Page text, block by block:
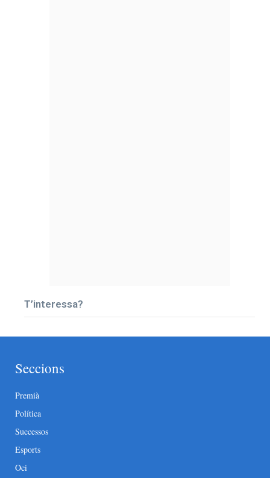
T’interessa?
Seccions
Premià
Política
Successos
Esports
Oci